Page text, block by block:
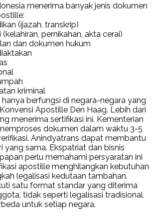
menerima banyak jenis dokumen
(ijazah, transkrip)
pernikahan, akta cerai)
dan dokumen hukum
kriminal
berfungsi di negara-negara yang
Apostille Den Haag. Lebih dari
menerima sertifikasi ini. Kementerian
dokumen dalam waktu 3-5
Anindyatrans dapat membantu
yang sama. Ekspatriat dan bisnis
perlu memahami persyaratan ini
apostille menghilangkan kebutuhan
legalisasi kedutaan tambahan.
satu format standar yang diterima
tidak seperti legalisasi tradisional
untuk setiap negara.